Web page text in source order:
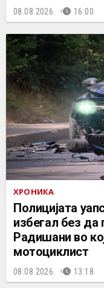
08.08.2026. 16:00
ХРОНИКА
Полицијата
избегал без да
Радишани во
мотоциклист
08.08.2026. 13:18